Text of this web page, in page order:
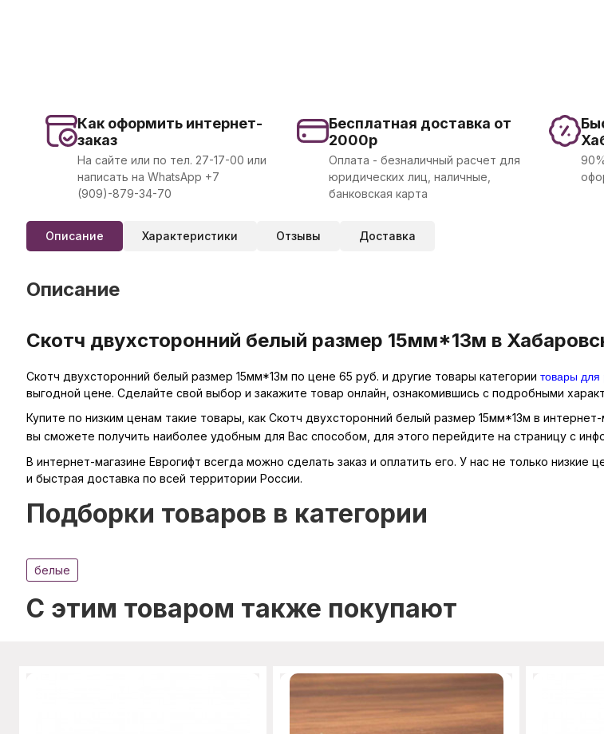
Как оформить интернет-
заказ
На сайте или по тел. 27-17-00 или
написать на WhatsApp +7
(909)-879-34-70
Бесплатная доставка от
2000р
Оплата - безналичный расчет для
юридических лиц, наличные,
банковская карта
Описание Характеристики Отзывы Доставка
Описание
Скотч двухсторонний белый размер 15мм*13м в
Скотч двухсторонний белый размер 15мм*13м по цене 65 руб. и другие товары категории товары для
выгодной цене. Сделайте свой выбор и закажите товар онлайн, ознакомившись с подробными
Купите по низким ценам такие товары, как Скотч двухсторонний белый размер 15мм*13м в
вы сможете получить наиболее удобным для Вас способом, для этого перейдите на страницу с
В интернет-магазине Еврогифт всегда можно сделать заказ и оплатить его. У нас не только
и быстрая доставка по всей территории России.
Подборки товаров в категории
белые
C этим товаром также покупают